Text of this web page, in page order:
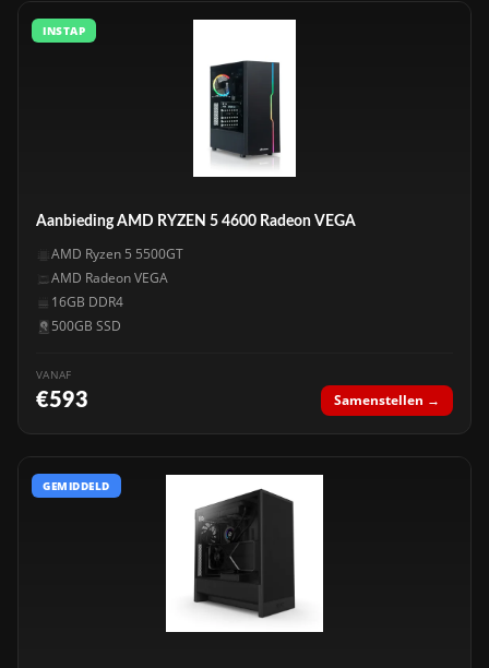
INSTAP
Aanbieding AMD RYZEN 5 4600 Radeon VEGA
AMD Ryzen 5 5500GT
AMD Radeon VEGA
16GB DDR4
500GB SSD
VANAF
€593 Samenstellen →
GEMIDDELD